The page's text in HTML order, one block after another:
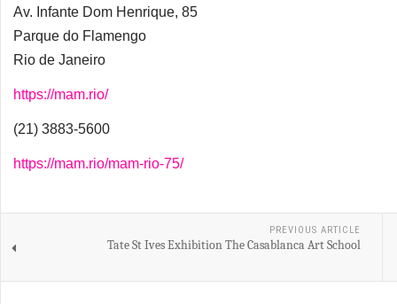
Av. Infante Dom Henrique, 85
Parque do Flamengo
Rio de Janeiro
https://mam.rio/
(21) 3883-5600
https://mam.rio/mam-rio-75/
PREVIOUS ARTICLE
Tate St Ives Exhibition The Casablanca Art School